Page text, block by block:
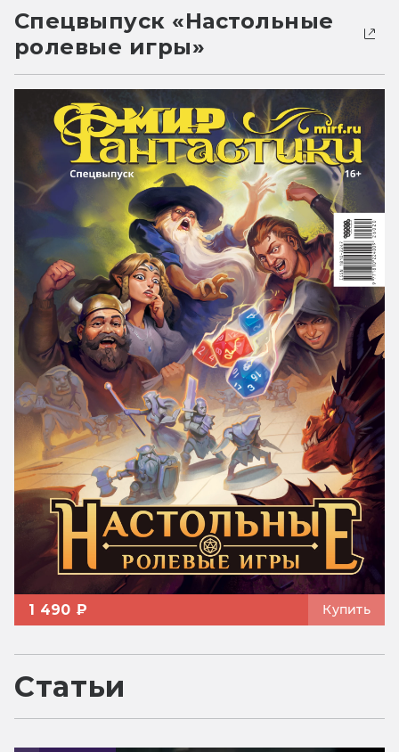
Спецвыпуск «Настольные
ролевые игры»
1 490 ₽ Купить
Статьи